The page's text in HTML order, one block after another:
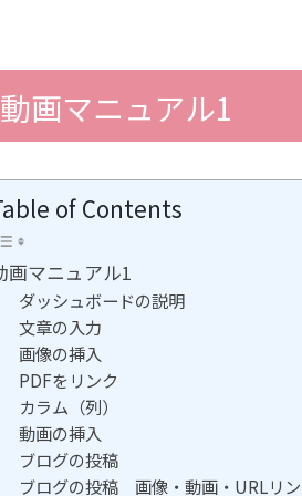
動画マニュアル1
of Contents
画マニュアル1
ダッシュボードの説明
文章の入力
画像の挿入
PDFをリンク
カラム（列）
動画の挿入
ブログの投稿
ブログの投稿 画像・動画・URLリ